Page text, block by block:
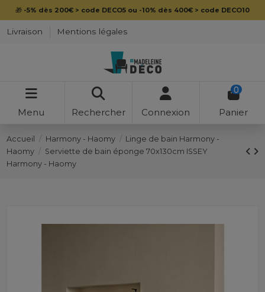
🎁 -5% dès 200€ > code DECO5 ou -10% dès 400€ > code DECO10
Livraison Mentions légales
Menu Rechercher Connexion
0
Panier
Accueil Harmony - Haomy
Linge de bain Harmony -
Haomy
Serviette de bain éponge 70x130cm ISSEY
Harmony - Haomy